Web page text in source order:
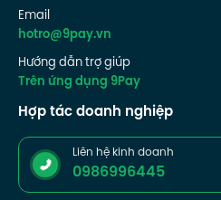
Email
hotro@9pay.vn
Hướng dẫn trợ giúp
Trên ứng dụng 9Pay
Hợp tác doanh nghiệp
Liên hệ kinh doanh
0986996445